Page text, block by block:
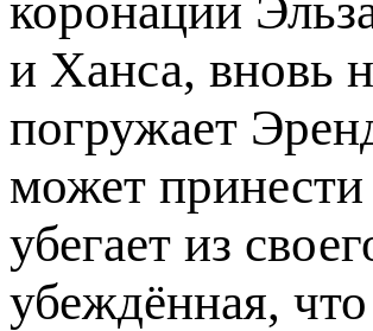
и Ханса, вновь
погружает
может
убегает из
убеждённая,